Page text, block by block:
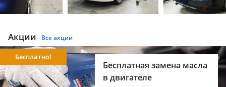
Акции Все акции
Бесплатная замена масла
в двигателе
Бесплатно!